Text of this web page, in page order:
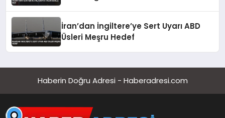
İran’dan İngiltere’ye Sert Uyarı ABD
Üsleri Meşru Hedef
Haberin Doğru Adresi - Haberadresi.com